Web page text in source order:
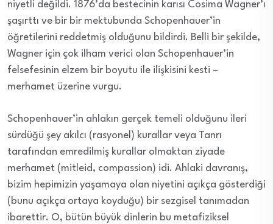
niyetli değildi. 1876’da bestecinin karısı Cosima Wagner’ı
şaşırttı ve bir bir mektubunda Schopenhauer’in
öğretilerini reddetmiş olduğunu bildirdi. Belli bir şekilde,
Wagner için çok ilham verici olan Schopenhauer’in
felsefesinin elzem bir boyutu ile ilişkisini kesti –
merhamet üzerine vurgu.
Schopenhauer’in ahlakın gerçek temeli olduğunu ileri
sürdüğü şey akılcı (rasyonel) kurallar veya Tanrı
tarafından emredilmiş kurallar olmaktan ziyade
merhamet (mitleid, compassion) idi. Ahlaki davranış,
bizim hepimizin yaşamaya olan niyetini açıkça gösterdiği
(bunu açıkça ortaya koyduğu) bir sezgisel tanımadan
ibarettir. O, bütün büyük dinlerin bu metafiziksel